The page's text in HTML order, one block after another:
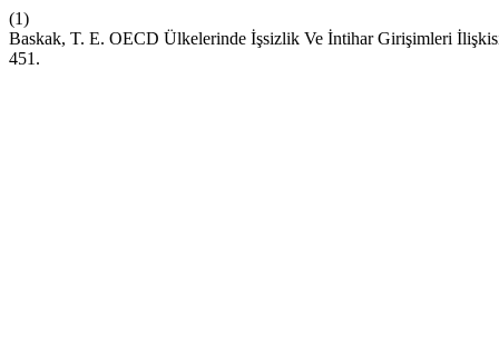
(1)
Baskak, T. E. OECD Ülkelerinde İşsizlik Ve İntihar Girişimleri
451.